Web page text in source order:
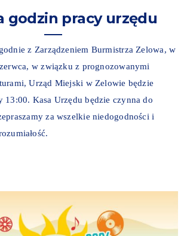
godzin pracy urzędu
z Zarządzeniem Burmistrza Zelowa, w
w związku z prognozowanymi
Urząd Miejski w Zelowie będzie
13:00. Kasa Urzędu będzie czynna do
za wszelkie niedogodności i